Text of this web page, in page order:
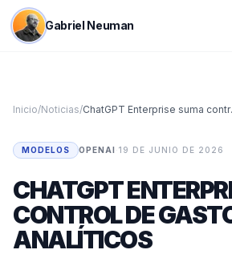
Gabriel Neuman
Inicio/Noticias/
MODELOS OPENAI ·19 DE JUNIO DE 2026
CHATGPT
CONTROL DE
ANALÍTICOS